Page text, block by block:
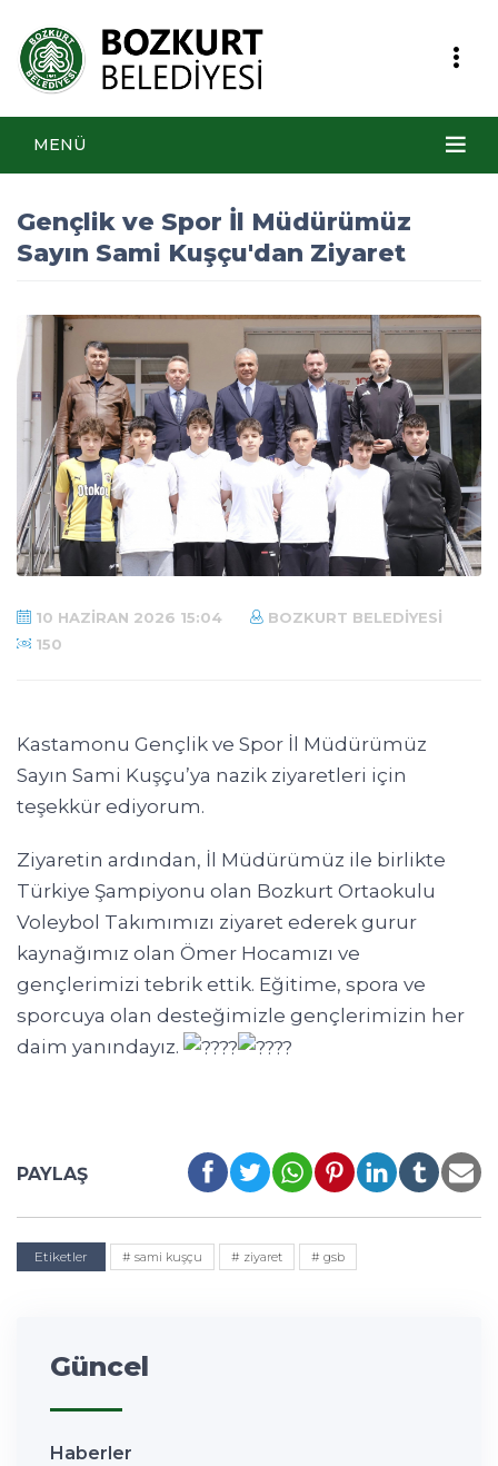
MENÜ
Gençlik ve Spor İl Müdürümüz
Sayın Sami Kuşçu'dan Ziyaret
10 HAZIRAN 2026 15:04
BOZKURT BELEDIYESI
150
Kastamonu Gençlik ve Spor İl Müdürümüz
Sayın Sami Kuşçu’ya nazik ziyaretleri için
teşekkür ediyorum.
Ziyaretin ardından, İl Müdürümüz ile birlikte
Türkiye Şampiyonu olan Bozkurt Ortaokulu
Voleybol Takımımızı ziyaret ederek gurur
kaynağımız olan Ömer Hocamızı ve
gençlerimizi tebrik ettik. Eğitime, spora ve
sporcuya olan desteğimizle gençlerimizin her
daim yanındayız.
PAYLAŞ
Etiketler # sami kuşçu # ziyaret # gsb
Güncel
Haberler